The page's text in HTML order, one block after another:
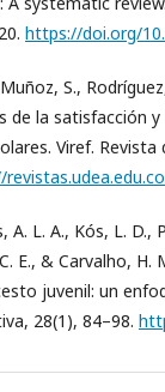
https://doi.org/
S.,
de la satisfacción
Viref. Revista
A. L. A., Kós, L. D.,
E., & Carvalho,
juvenil: un
28(1), 84–98.